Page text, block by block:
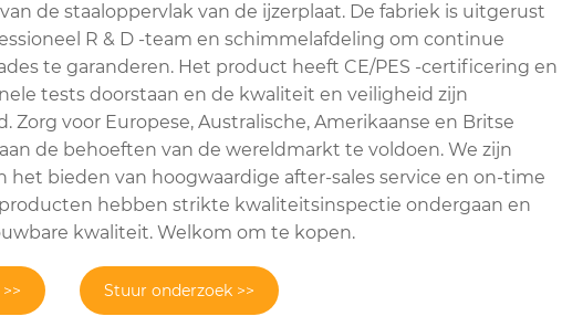
de staaloppervlak van de ijzerplaat. De fabriek is uitgerust
R & D -team en schimmelafdeling om continue
te garanderen. Het product heeft CE/PES -certificering en
tests doorstaan en de kwaliteit en veiligheid zijn
Zorg voor Europese, Australische, Amerikaanse en Britse
de behoeften van de wereldmarkt te voldoen. We zijn
het bieden van hoogwaardige after-sales service en on-time
producten hebben strikte kwaliteitsinspectie ondergaan en
kwaliteit. Welkom om te kopen.
Stuur onderzoek >>